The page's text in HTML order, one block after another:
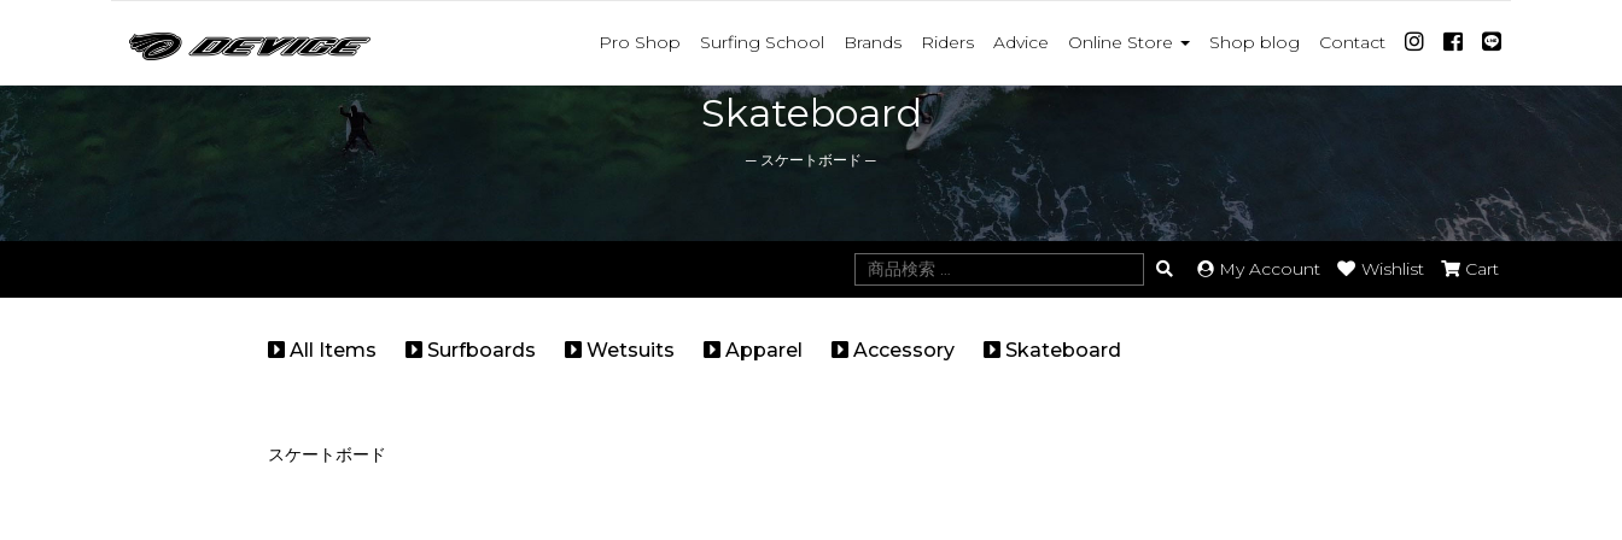
Pro Shop Surfing School Brands Riders Advice Online Store Shop blog Contact
Skateboard
─ スケートボード ─
検
索
象:
My Account Wishlist Cart
All Items Surfboards Wetsuits Apparel Accessory Skateboard
スケートボード